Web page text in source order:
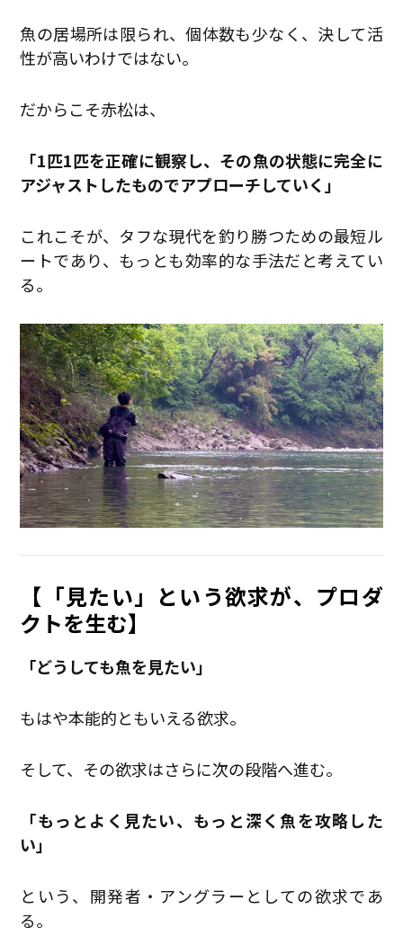
魚の居場所は限られ、個体数も少なく、決して活
性が高いわけではない。
だからこそ赤松は、
「1匹1匹を正確に観察し、その魚の状態に完全に
アジャストしたものでアプローチしていく」
これこそが、タフな現代を釣り勝つための最短ル
ートであり、もっとも効率的な手法だと考えてい
る。
【「見たい」という欲求が、プロダ
クトを生む】
「どうしても魚を見たい」
もはや本能的ともいえる欲求。
そして、その欲求はさらに次の段階へ進む。
「もっとよく見たい、もっと深く魚を攻略した
い」
という、開発者・アングラーとしての欲求であ
る。